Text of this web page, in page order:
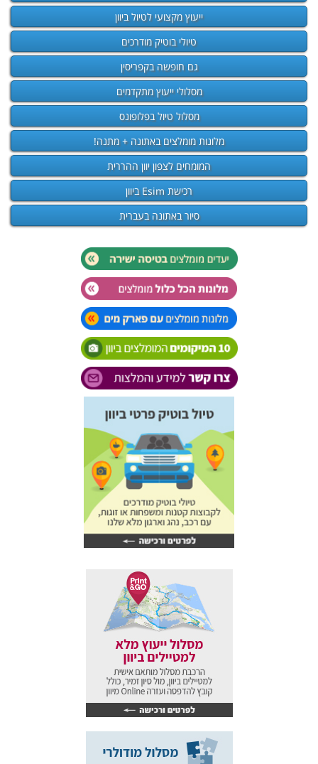
ייעוץ מקצועי לטיול ביוון
טיולי בוטיק מודרכים
גם חופשה בקפריסין
מסלולי ייעוץ מתקדמים
מסלול טיול בפלופונס
מלונות מומלצים באתונה + מתנה!
המומחים לצפון יוון ההררית
רכישת Esim ביוון
סיור באתונה בעברית